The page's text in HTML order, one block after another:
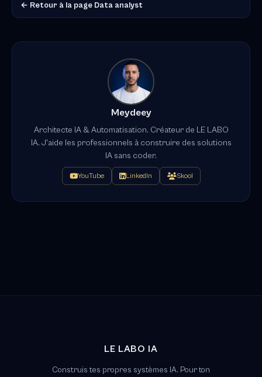
← Retour à la page Data analyst
Meydeey
Architecte IA & Automatisation. Créateur de LE LABO
IA. J'aide les professionnels à construire des solutions
IA sans coder.
YouTube LinkedIn Skool
LE LABO IA
Construis tes propres systèmes IA. Pour ton